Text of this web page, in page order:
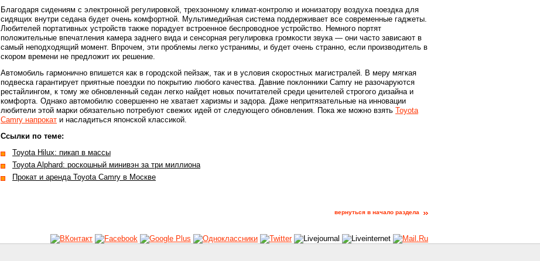
Благодаря сидениям с электронной регулировкой, трехзонному климат-контролю и ионизатору воздуха поездка для
сидящих внутри седана будет очень комфортной. Мультимедийная система поддерживает все современные гаджеты.
Любителей портативных устройств также порадует встроенное беспроводное устройство. Немного портят
положительные впечатления камера заднего вида и сенсорная регулировка громкости звука — они часто зависают в
самый неподходящий момент. Впрочем, эти проблемы легко устранимы, и будет очень странно, если производитель в
скором времени не предложит их решение.
Автомобиль гармонично впишется как в городской пейзаж, так и в условия скоростных магистралей. В меру мягкая
подвеска гарантирует приятные поездки по покрытию любого качества. Давние поклонники Camry не разочаруются
рестайлингом, к тому же обновленный седан легко найдет новых почитателей среди ценителей строгого дизайна и
комфорта. Однако автомобилю совершенно не хватает харизмы и задора. Даже непритязательные на инновации
любители этой марки обязательно потребуют свежих идей от следующего обновления. Пока же можно взять Toyota
Camry напрокат и насладиться японской классикой.
Ссылки по теме:
Toyota Hilux: пикап в массы
Toyota Alphard: роскошный минивэн за три миллиона
Прокат и аренда Toyota Camry в Москве
вернуться в начало раздела